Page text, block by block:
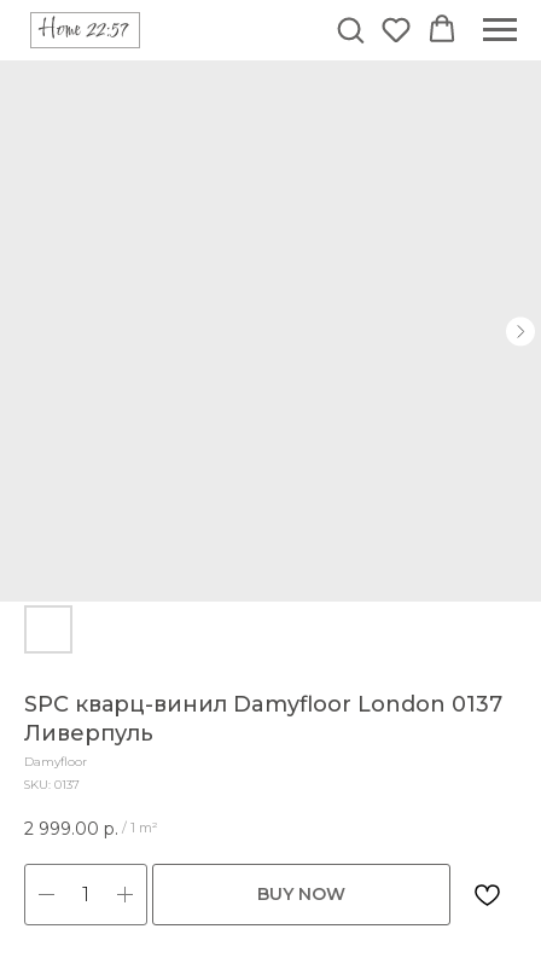
SPC кварц-винил Damyfloor London 0137
Ливерпуль
Damyfloor
SKU: 0137
2 999.00 р. / 1 m²
BUY NOW